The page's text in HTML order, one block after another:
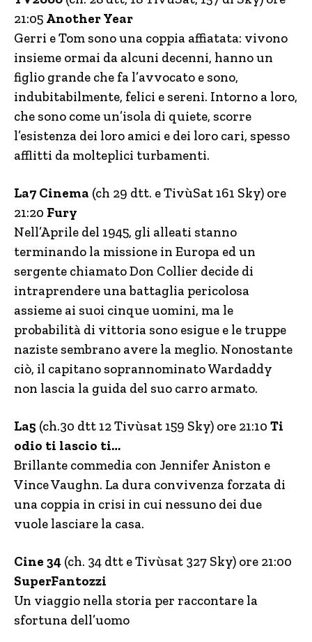
21:05 Another Year
Gerri e Tom sono una coppia affiatata: vivono
insieme ormai da alcuni decenni, hanno un
figlio grande che fa l’avvocato e sono,
indubitabilmente, felici e sereni. Intorno a loro,
che sono come un’isola di quiete, scorre
l’esistenza dei loro amici e dei loro cari, spesso
afflitti da molteplici turbamenti.
La7 Cinema (ch 29 dtt. e TivùSat 161 Sky) ore
21:20 Fury
Nell’Aprile del 1945, gli alleati stanno
terminando la missione in Europa ed un
sergente chiamato Don Collier decide di
intraprendere una battaglia pericolosa
assieme ai suoi cinque uomini, ma le
probabilità di vittoria sono esigue e le truppe
naziste sembrano avere la meglio. Nonostante
ciò, il capitano soprannominato Wardaddy
non lascia la guida del suo carro armato.
La5 (ch.30 dtt 12 Tivùsat 159 Sky) ore 21:10 Ti
odio ti lascio ti…
Brillante commedia con Jennifer Aniston e
Vince Vaughn. La dura convivenza forzata di
una coppia in crisi in cui nessuno dei due
vuole lasciare la casa.
Cine 34 (ch. 34 dtt e Tivùsat 327 Sky) ore 21:00
SuperFantozzi
Un viaggio nella storia per raccontare la
sfortuna dell’uomo